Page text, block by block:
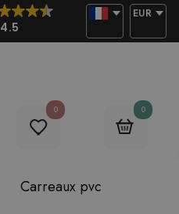
4.5
EUR
0 0
Carreaux pvc